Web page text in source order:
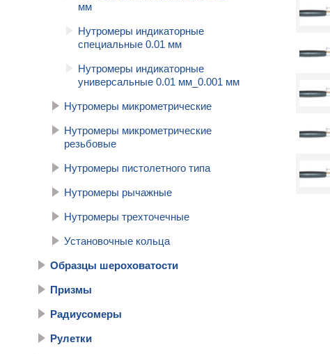
мм
Нутромеры индикаторные
специальные 0.01 мм
Нутромеры индикаторные
универсальные 0.01 мм_0.001 мм
Нутромеры микрометрические
Нутромеры микрометрические
резьбовые
Нутромеры пистолетного типа
Нутромеры рычажные
Нутромеры трехточечные
Установочные кольца
Образцы шероховатости
Призмы
Радиусомеры
Рулетки